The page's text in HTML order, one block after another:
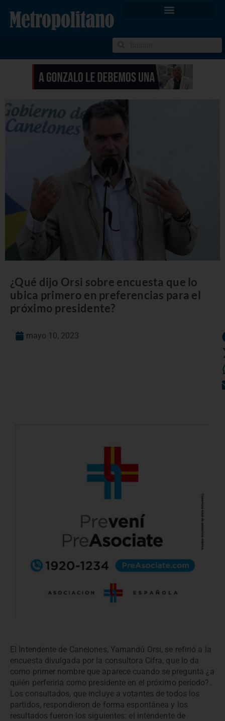
¿Qué dijo Orsi sobre encuesta que lo
ubica primero en preferencias para el
próximo presidente?
mayo 10, 2023
El Intendente de Canelones, Yamandú Orsi, se refirió a la
encuesta divulgada por la consultora Cifra, que lo da
como primer nombre que aparece cuando se pregunta ¿a
quién perferiria como presidente en el próximo período?.
Los consultados, que incluye a votantes de todos los
partidos, respondieron de forma espontánea y los
resultados fueron los siguientes: el intendente de